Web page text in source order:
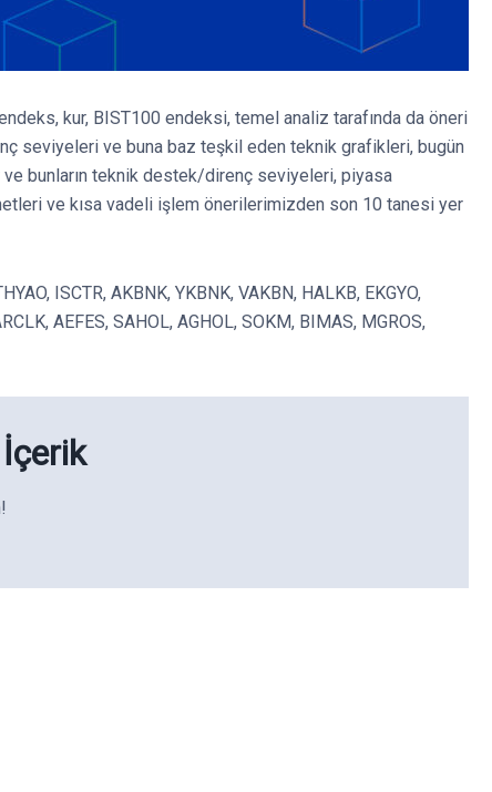
kur, BIST100 endeksi, temel analiz tarafında da öneri
seviyeleri ve buna baz teşkil eden teknik grafikleri, bugün
bunların teknik destek/direnç seviyeleri, piyasa
ve kısa vadeli işlem önerilerimizden son 10 tanesi yer
ISCTR, AKBNK, YKBNK, VAKBN, HALKB, EKGYO,
AEFES, SAHOL, AGHOL, SOKM, BIMAS, MGROS,